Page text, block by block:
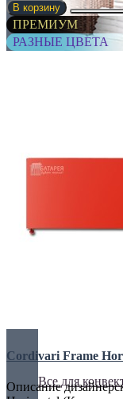
Все для
В корзину
ПРЕМИУМ
РАЗНЫЕ ЦВЕТА
Cordivari Frame
Описание